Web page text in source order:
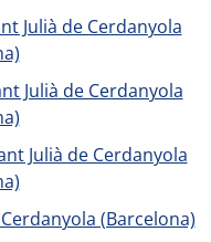
Julià de Cerdanyola
Julià de Cerdanyola
Julià de Cerdanyola
(Barcelona)